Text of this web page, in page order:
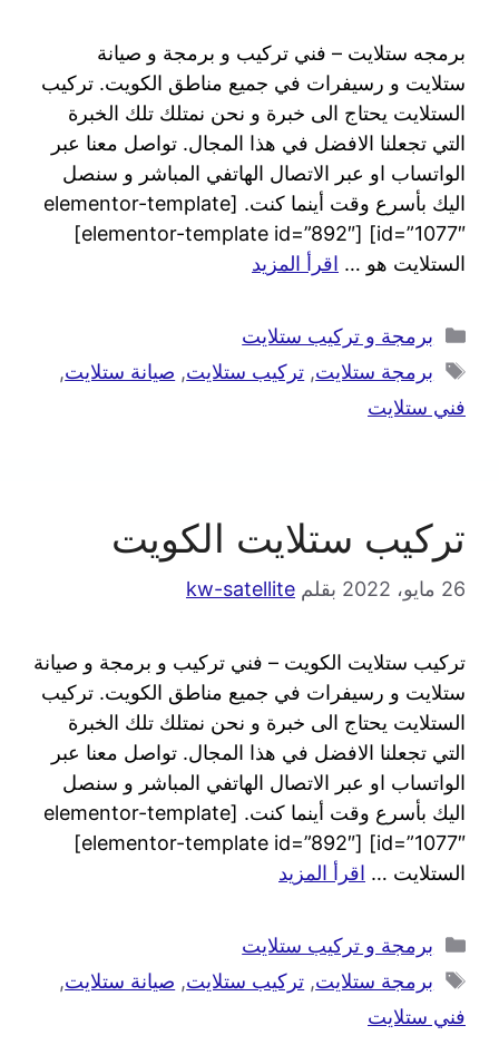
برمجه ستلايت – فني تركيب و برمجة و صيانة
ستلايت و رسيفرات في جميع مناطق الكويت. تركيب
الستلايت يحتاج الى خبرة و نحن نمتلك تلك الخبرة
التي تجعلنا الافضل في هذا المجال. تواصل معنا عبر
الواتساب او عبر الاتصال الهاتفي المباشر و سنصل
اليك بأسرع وقت أينما كنت. [elementor-template
id=”1077″] [elementor-template id=”892″]
الستلايت هو … اقرأ المزيد
برمجة و تركيب ستلايت
برمجة ستلايت, تركيب ستلايت, صيانة ستلايت,
فني ستلايت
تركيب ستلايت الكويت
26 مايو، 2022 بقلم kw-satellite
تركيب ستلايت الكويت – فني تركيب و برمجة و صيانة
ستلايت و رسيفرات في جميع مناطق الكويت. تركيب
الستلايت يحتاج الى خبرة و نحن نمتلك تلك الخبرة
التي تجعلنا الافضل في هذا المجال. تواصل معنا عبر
الواتساب او عبر الاتصال الهاتفي المباشر و سنصل
اليك بأسرع وقت أينما كنت. [elementor-template
id=”1077″] [elementor-template id=”892″]
الستلايت … اقرأ المزيد
برمجة و تركيب ستلايت
برمجة ستلايت, تركيب ستلايت, صيانة ستلايت,
فني ستلايت